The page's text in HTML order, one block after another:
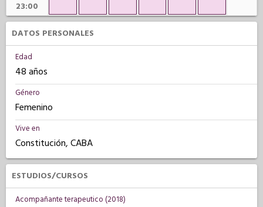
23:00
DATOS PERSONALES
Edad
48 años
Género
Femenino
Vive en
Constitución, CABA
ESTUDIOS/CURSOS
Acompañante terapeutico (2018)